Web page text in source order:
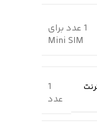
1 عدد برای
Mini SIM
1
عدد